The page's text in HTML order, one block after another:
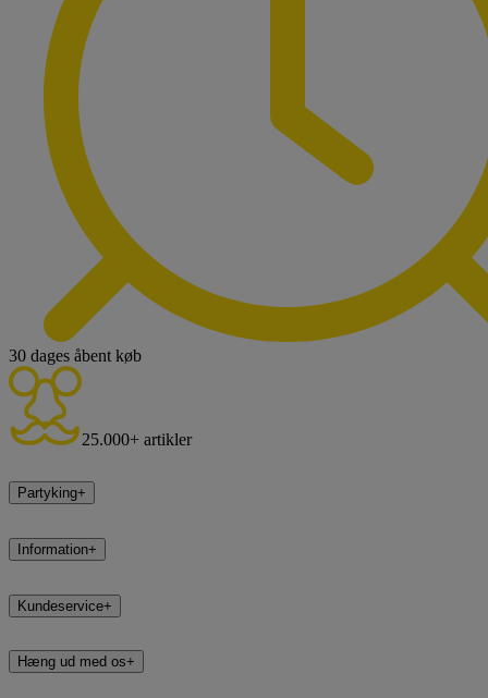
30 dages åbent køb
25.000+ artikler
Partyking+
Information+
Kundeservice+
Hæng ud med os+